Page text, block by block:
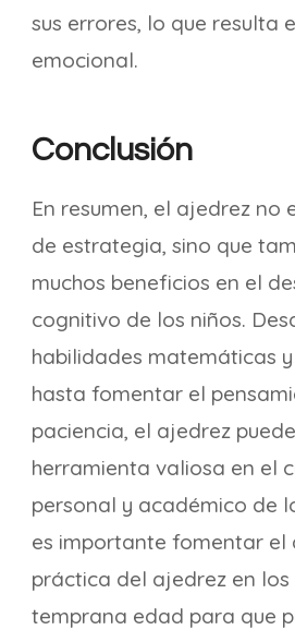
sus errores, lo que resulta
emocional.
Conclusión
En resumen, el ajedrez no
de estrategia, sino que
muchos beneficios en el
cognitivo de los niños.
habilidades matemáticas
hasta fomentar el
paciencia, el ajedrez
herramienta valiosa en el
personal y académico de
es importante fomentar el
práctica del ajedrez en los
temprana edad para que